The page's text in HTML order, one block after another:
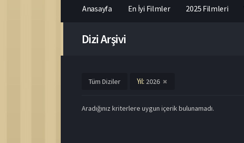
Anasayfa En İyi Filmler 2025 Filmleri
Dizi Arşivi
Tüm Diziler Yıl: 2026
Aradığınız kriterlere uygun içerik bulunamadı.